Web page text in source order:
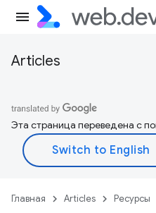
Articles
Эта страница переведена с
Главная Articles Ресурсы